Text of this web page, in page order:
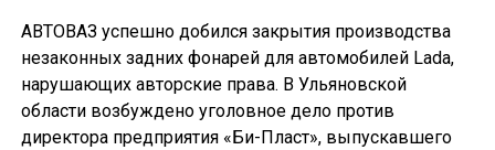
АВТОВАЗ успешно добился закрытия производства
незаконных задних фонарей для автомобилей Lada,
нарушающих авторские права. В Ульяновской
области возбуждено уголовное дело против
директора предприятия «Би-Пласт», выпускавшего